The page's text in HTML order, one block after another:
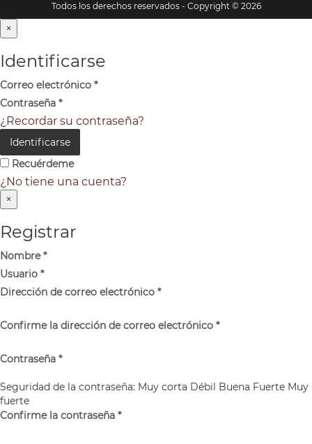
Todos los derechos reservados - Copyright © 2026
×
Identificarse
Correo electrónico *
Contraseña *
¿Recordar su contraseña?
Identificarse
Recuérdeme
¿No tiene una cuenta?
×
Registrar
Nombre*
Usuario *
Dirección de correo electrónico *
Confirme la dirección de correo electrónico *
Contraseña *
Seguridad de la contraseña: Muy corta Débil Buena Fuerte Muy
fuerte
Confirme la contraseña *